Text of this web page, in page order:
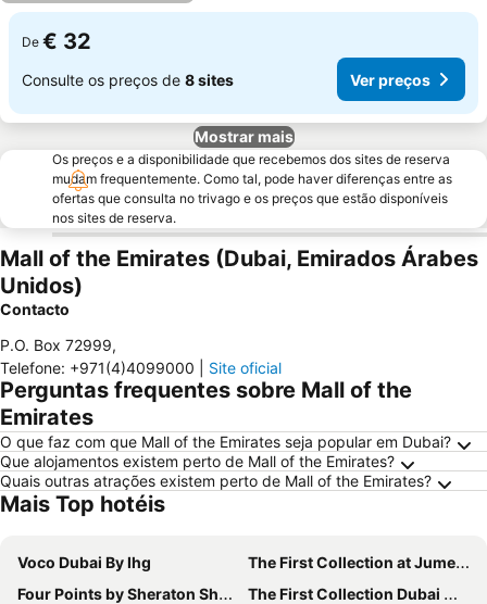
De € 32
Consulte os preços de 8 sites Ver preços
Mostrar mais
Os preços e a disponibilidade que recebemos dos sites de reserva
mudam frequentemente. Como tal, pode haver diferenças entre as
ofertas que consulta no trivago e os preços que estão disponíveis
nos sites de reserva.
Mall of the Emirates (Dubai, Emirados Árabes
Unidos)
Contacto
P.O. Box 72999,
Telefone: +971(4)4099000 Site oficial
Perguntas frequentes sobre Mall of the
Emirates
O que faz com que Mall of the Emirates seja popular em Dubai?
Que alojamentos existem perto de Mall of the Emirates?
Quais outras atrações existem perto de Mall of the Emirates?
Mais Top hotéis
Voco Dubai By Ihg
The First Collection at Jumeirah Village Circle, a Tribute Portfolio Hotel
Four Points by Sheraton Sheikh Zayed Road, Dubai
The First Collection Dubai Marina